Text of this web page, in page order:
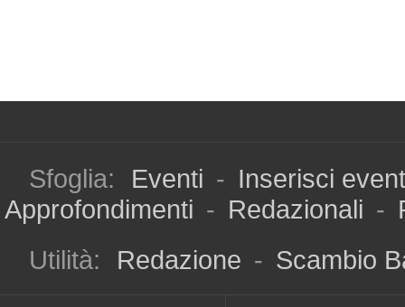
Sfoglia: Eventi - Inserisci
Approfondimenti - Redazionali -
Utilità:
Redazione - Scambio